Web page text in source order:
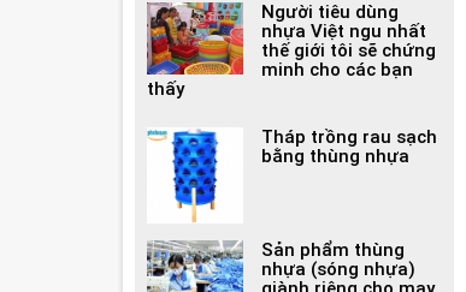
Người tiêu dùng
nhựa Việt ngu nhất
thế giới tôi sẽ chứng
minh cho các bạn
thấy
Tháp trồng rau sạch
bằng thùng nhựa
Sản phẩm thùng
nhựa (sóng nhựa)